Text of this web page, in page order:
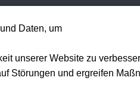
Daten, um
unserer Website zu
Störungen und ergreifen